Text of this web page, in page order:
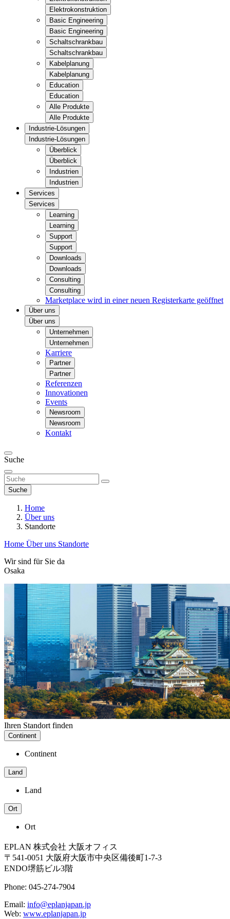
Elektrokonstruktion
Basic Engineering
Basic Engineering
Schaltschrankbau
Schaltschrankbau
Kabelplanung
Kabelplanung
Education
Education
Alle Produkte
Alle Produkte
Industrie-Lösungen
Industrie-Lösungen
Überblick
Überblick
Industrien
Industrien
Services
Services
Learning
Learning
Support
Support
Downloads
Downloads
Consulting
Consulting
Marketplace wird in einer neuen Registerkarte geöffnet
Über uns
Über uns
Unternehmen
Unternehmen
Karriere
Partner
Partner
Referenzen
Innovationen
Events
Newsroom
Newsroom
Kontakt
Suche
Suche
Home
Über uns
Standorte
Home Über uns Standorte
Wir sind für Sie da
Osaka
Ihren Standort finden
Continent
Continent
Land
Land
Ort
Ort
EPLAN 株式会社 大阪オフィス
〒541-0051 大阪府大阪市中央区備後町1-7-3
ENDO堺筋ビル3階
Phone: 045-274-7904
Email: info@eplanjapan.jp
Web: www.eplanjapan.jp